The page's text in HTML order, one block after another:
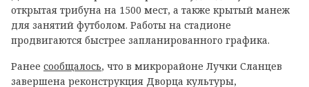
открытая трибуна на 1500 мест, а также крытый манеж
для занятий футболом. Работы на стадионе
продвигаются быстрее запланированного графика.
Ранее сообщалось, что в микрорайоне Лучки Сланцев
завершена реконструкция Дворца культуры,